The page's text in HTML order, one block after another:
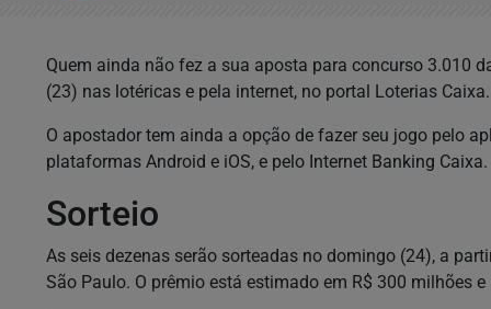
Quem ainda não fez a sua aposta para concurso 3.010
(23) nas lotéricas e pela internet, no portal Loterias Caixa.
O apostador tem ainda a opção de fazer seu jogo pelo
plataformas Android e iOS, e pelo Internet Banking Caixa.
Sorteio
As seis dezenas serão sorteadas no domingo (24), a
São Paulo. O prêmio está estimado em R$ 300 milhões